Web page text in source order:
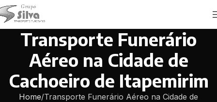
Transporte Funerário
Aéreo na Cidade de
Cachoeiro de Itapemirim
Home Transporte Funerário Aéreo na Cidade de